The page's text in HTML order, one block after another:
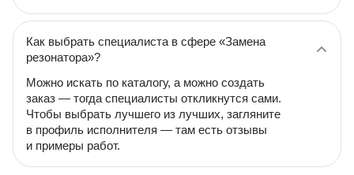
Как выбрать специалиста в сфере «Замена
резонатора»?
Можно искать по каталогу, а можно создать
заказ — тогда специалисты откликнутся сами.
Чтобы выбрать лучшего из лучших, загляните
в профиль исполнителя — там есть отзывы
и примеры работ.